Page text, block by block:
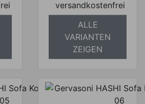
versandkostenfrei
ALLE
VARIANTEN
ZEIGEN